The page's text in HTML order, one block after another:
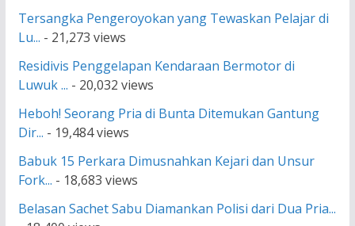
Tersangka Pengeroyokan yang Tewaskan Pelajar di
Lu... - 21,273 views
Residivis Penggelapan Kendaraan Bermotor di
Luwuk ... - 20,032 views
Heboh! Seorang Pria di Bunta Ditemukan Gantung
Dir... - 19,484 views
Babuk 15 Perkara Dimusnahkan Kejari dan Unsur
Fork... - 18,683 views
Belasan Sachet Sabu Diamankan Polisi dari Dua Pria...